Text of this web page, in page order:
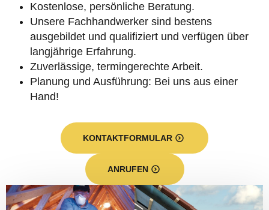
Kostenlose, persönliche Beratung.
Unsere Fachhandwerker sind bestens
ausgebildet und qualifiziert und verfügen über
langjährige Erfahrung.
Zuverlässige, termingerechte Arbeit.
Planung und Ausführung: Bei uns aus einer
Hand!
KONTAKTFORMULAR
ANRUFEN